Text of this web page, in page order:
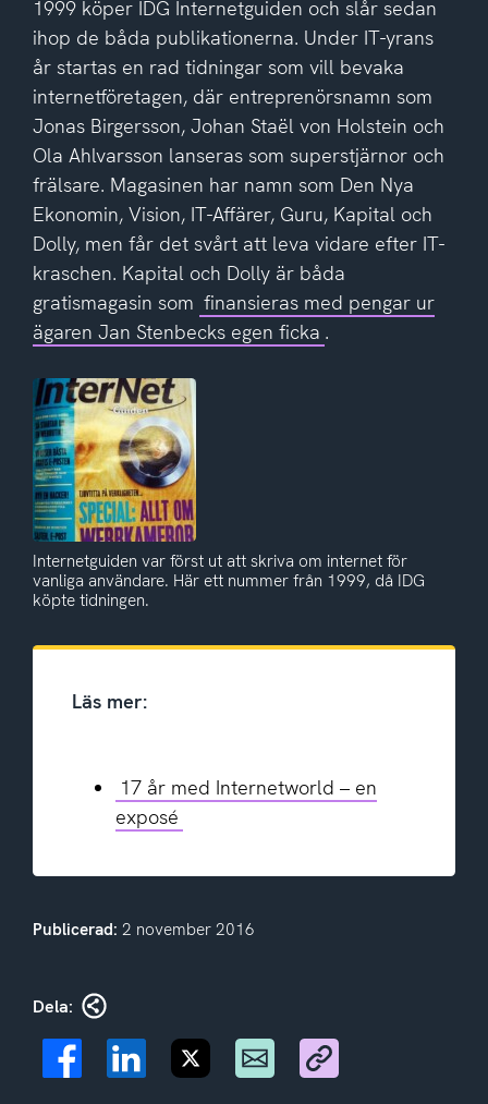
1999 köper IDG Internetguiden och slår sedan
ihop de båda publikationerna. Under IT-yrans
år startas en rad tidningar som vill bevaka
internetföretagen, där entreprenörsnamn som
Jonas Birgersson, Johan Staël von Holstein och
Ola Ahlvarsson lanseras som superstjärnor och
frälsare. Magasinen har namn som Den Nya
Ekonomin, Vision, IT-Affärer, Guru, Kapital och
Dolly, men får det svårt att leva vidare efter IT-
kraschen. Kapital och Dolly är båda
gratismagasin som finansieras med pengar ur
ägaren Jan Stenbecks egen ficka .
Internetguiden var först ut att skriva om internet för
vanliga användare. Här ett nummer från 1999, då IDG
köpte tidningen.
Läs mer:
17 år med Internetworld – en
exposé
Publicerad: 2 november 2016
Dela: